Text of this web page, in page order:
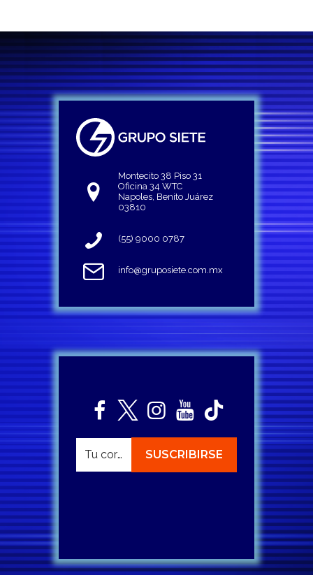
Montecito 38 Piso 31
Oficina 34 WTC
Napoles, Benito Juárez
03810
(55) 9000 0787
info@gruposiete.com.mx